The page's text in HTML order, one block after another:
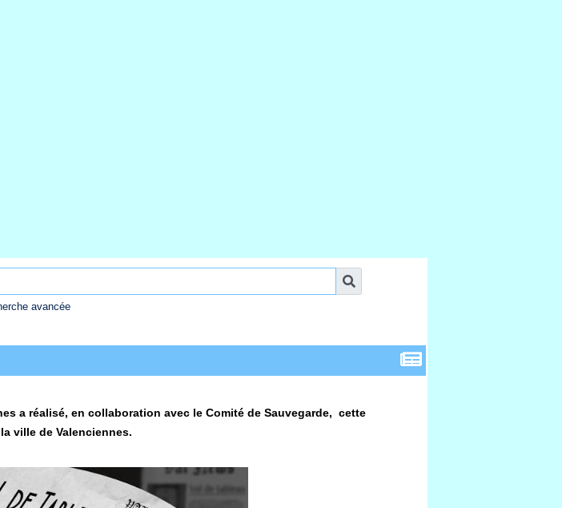
avancée
a réalisé, en collaboration avec le Comité de Sauvegarde, cette
ville de Valenciennes.